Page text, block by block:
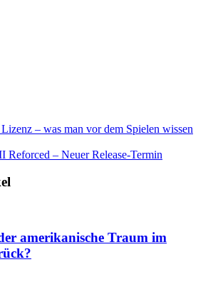
– was man vor dem Spielen wissen
Reforced – Neuer Release-Termin
amerikanische Traum im